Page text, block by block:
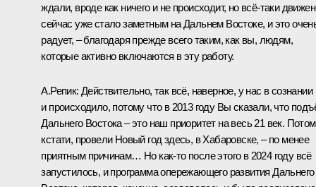
ждали, вроде как ничего и не происходит, но всё-таки
сейчас уже стало заметным на Дальнем Востоке, и это
радует, – благодаря прежде всего таким, как вы, людям,
которые активно включаются в эту работу.
А.Репик: Действительно, так всё, наверное, у нас в сознании
и происходило, потому что в 2013 году Вы сказали, что
Дальнего Востока – это наш приоритет на весь 21 век.
кстати, провели Новый год здесь, в Хабаровске, – по менее
приятным причинам… Но как-то после этого в 2024 году всё
запустилось, и программа опережающего развития Дальнего